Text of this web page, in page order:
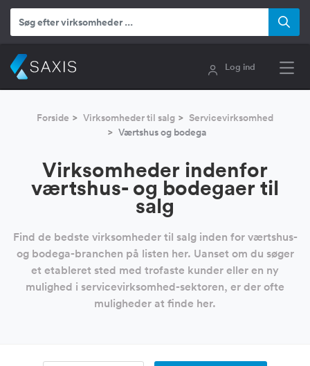
Log ind
Forside Virksomheder til salg
Servicevirksomhed
Værtshus og bodega
Virksomheder indenfor
værtshus- og bodegaer til
salg
Find de bedste virksomheder til salg inden for værtshus-
og bodega-branchen på listen her. Uanset om du søger
et etableret sted med trofaste kunder eller en ny
mulighed i servicevirksomhed-sektoren, er der ofte
muligheder at finde her.